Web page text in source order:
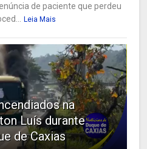
de paciente que perdeu
Leia Mais
na
Luís durante
de Caxias